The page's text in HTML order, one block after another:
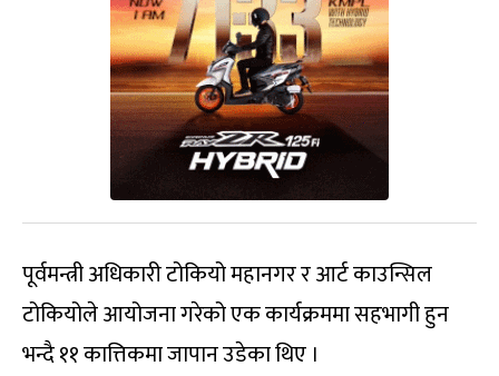
पूर्वमन्त्री अधिकारी टोकियो महानगर र आर्ट काउन्सिल
टोकियोले आयोजना गरेको एक कार्यक्रममा सहभागी हुन
भन्दै ११ कात्तिकमा जापान उडेका थिए ।